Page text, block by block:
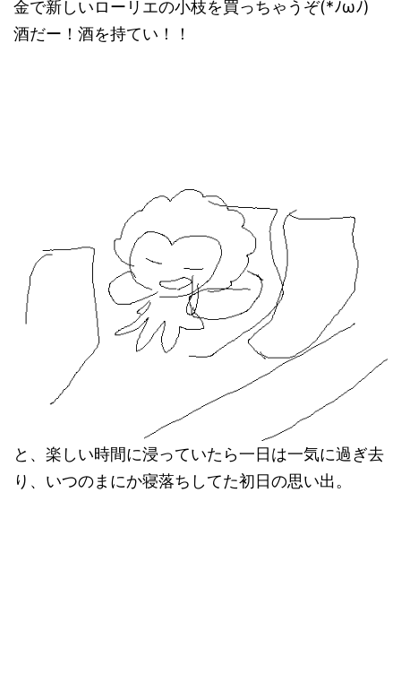
金で新しいローリエの小枝を買っちゃうぞ(*ﾉωﾉ)
酒だー！酒を持てい！！
と、楽しい時間に浸っていたら一日は一気に過ぎ去
り、いつのまにか寝落ちしてた初日の思い出。